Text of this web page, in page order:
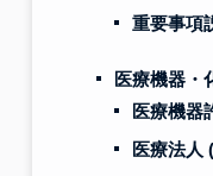
重要事項
医療機器・
医療機器
医療法人